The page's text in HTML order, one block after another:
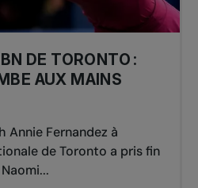
DE TORONTO :
AUX MAINS
Annie Fernandez à
de Toronto a pris fin